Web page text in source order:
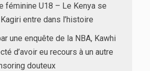
féminine U18 – Le Kenya se
entre dans l’histoire
une enquête de la NBA, Kawhi
d’avoir eu recours à un autre
douteux